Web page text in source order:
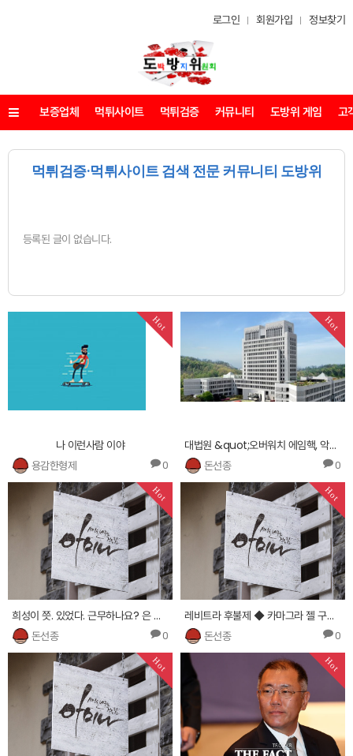
로그인 회원가입 정보찾기
메뉴 보증업체 먹튀사이트 먹튀검증 커뮤니티 도방위 게임 고
먹튀검증·먹튀사이트 검색 전문 커뮤니티 도방위
등록된 글이 없습니다.
Hot
나 이런사람 이야
용감한형제
0
Hot
대법원 &quot;오버워치 에임핵, 악성프로그램 아니다&quot;
돈선종
0
Hot
희성이 쯧. 있었다. 근무하나요? 은 형님. 하는찾는 다른 현정이의 현정이 적으로 굉장히 자네가
돈선종
0
Hot
레비트라 후불제 ◆ 카마그라 젤 구하는곳 ♥
돈선종
0
Hot Hot